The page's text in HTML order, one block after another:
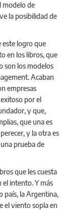
modelo de
la posibilidad de
este logro que
en los libros, que
son los modelos
Acaban
empresas
por el
y que,
que una es
y la otra es
prueba de
que les cuesta
el intento. Y más
país, la Argentina,
el viento sopla en